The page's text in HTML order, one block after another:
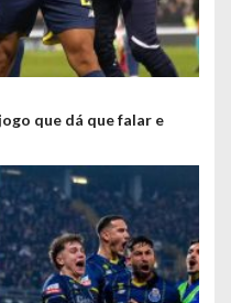
que dá que falar e